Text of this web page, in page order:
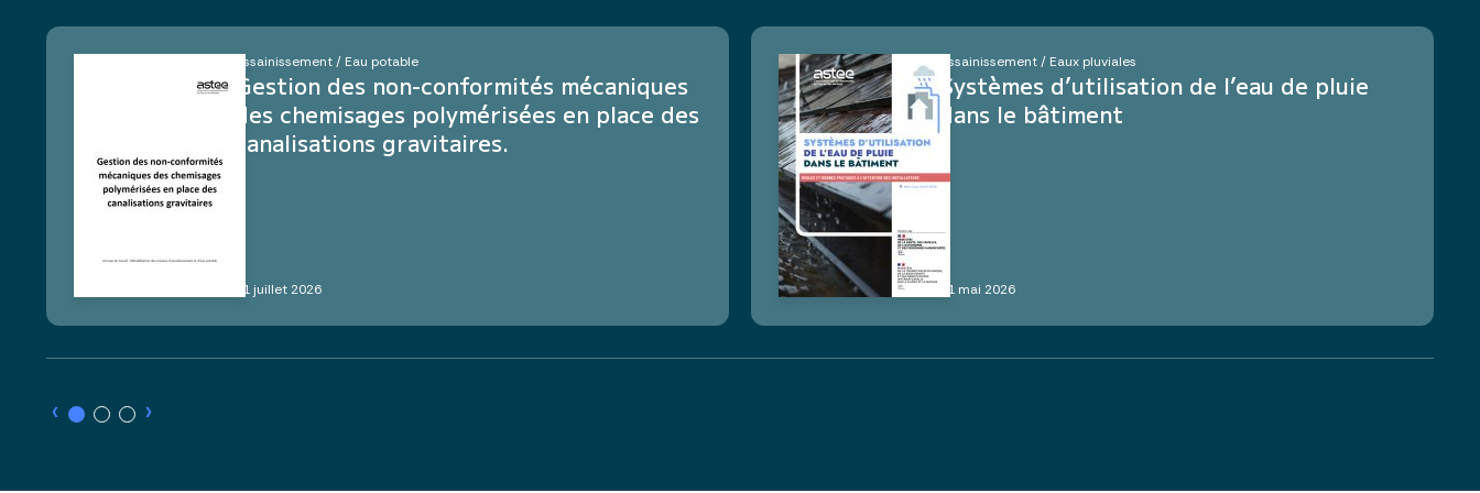
Assainissement / Eau potable
Gestion des non-conformités mécaniques
des chemisages polymérisées en place des
canalisations gravitaires.
21 juillet 2026
Assainissement / Eaux pluviales
Systèmes d’utilisation de l’eau de pluie
dans le bâtiment
11 mai 2026
› ›